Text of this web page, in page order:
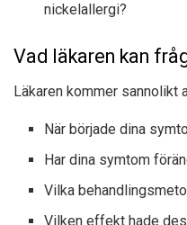
nickelallergi?
Vad läkaren kan
Läkaren kommer sannolikt
När började dina
Har dina symtom
Vilka
Vilken effekt hade